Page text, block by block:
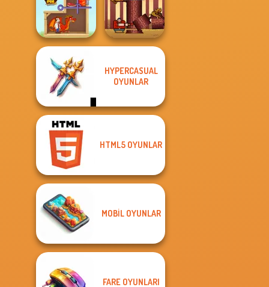
Monster Truck
Crazy Racing
Bubble Shooter
Pro 4
Home Pin 1
HYPERCASUAL
OYUNLAR
HTML5 OYUNLAR
MOBIL OYUNLAR
FARE OYUNLARI